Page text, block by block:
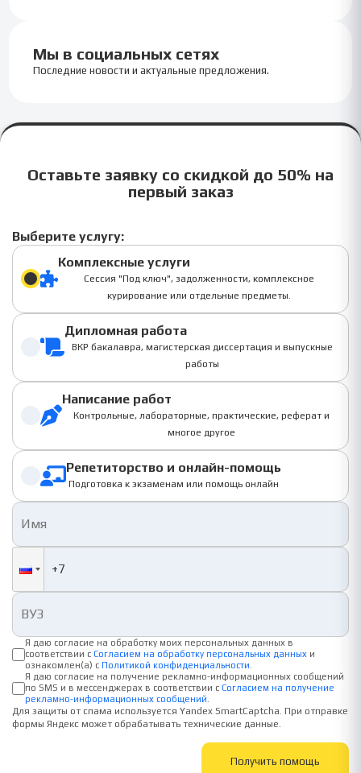
Мы в социальных сетях
Последние новости и актуальные предложения.
Оставьте заявку со скидкой до 50% на
первый заказ
Выберите услугу:
Комплексные услуги
Сессия "Под ключ", задолженности, комплексное
курирование или отдельные предметы.
Дипломная работа
ВКР бакалавра, магистерская диссертация и выпускные
работы
Написание работ
Контрольные, лабораторные, практические, реферат и
многое другое
Репетиторство и онлайн-помощь
Подготовка к экзаменам или помощь онлайн
Я даю согласие на обработку моих персональных данных в
соответствии с Согласием на обработку персональных данных и
ознакомлен(а) с Политикой конфиденциальности.
Я даю согласие на получение рекламно-информационных сообщений
по SMS и в мессенджерах в соответствии с Согласием на получение
рекламно-информационных сообщений.
Для защиты от спама используется Yandex SmartCaptcha. При отправке
формы Яндекс может обрабатывать технические данные.
Получить помощь